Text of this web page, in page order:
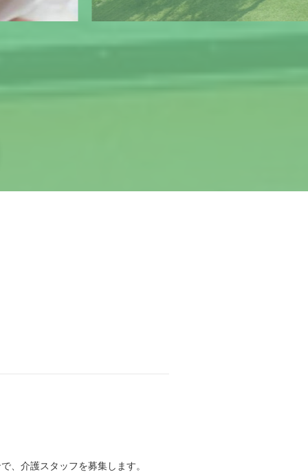
、介護スタッフを募集します。